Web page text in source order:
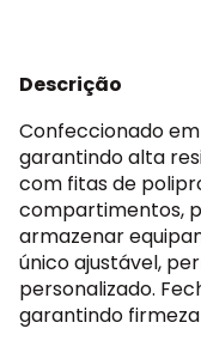
Descrição
Confeccionado
garantindo alta
com fitas de
compartimentos,
armazenar
único ajustável,
personalizado.
garantindo